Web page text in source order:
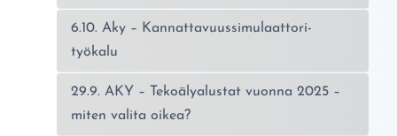
6.10. Aky – Kannattavuussimulaattori-
työkalu
29.9. AKY – Tekoälyalustat vuonna 2025 –
miten valita oikea?